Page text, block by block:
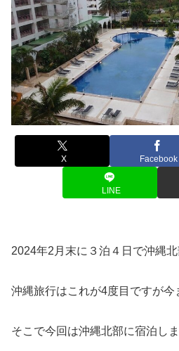
X Facebook
LINE
2024年2月末に３泊４日で沖縄北
沖縄旅行はこれが4度目ですが今
そこで今回は沖縄北部に宿泊しま